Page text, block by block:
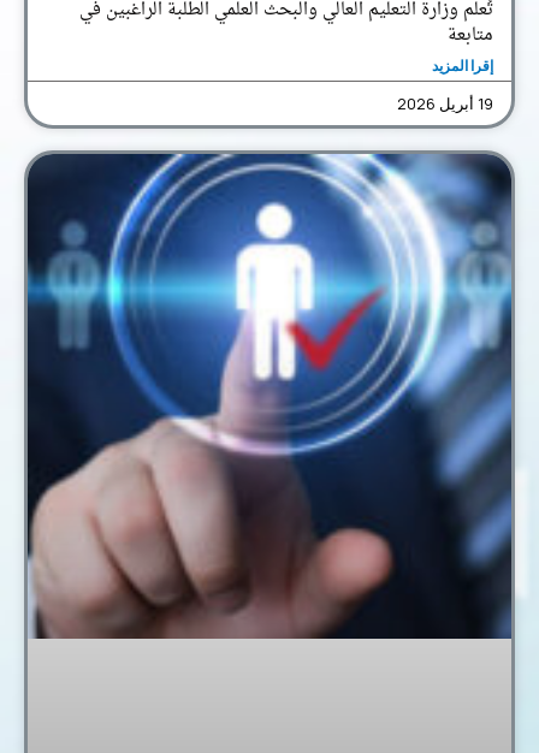
تُعلم وزارة التعليم العالي والبحث العلمي الطلبة الراغبين في
متابعة
إقرا المزيد
19 أبريل 2026